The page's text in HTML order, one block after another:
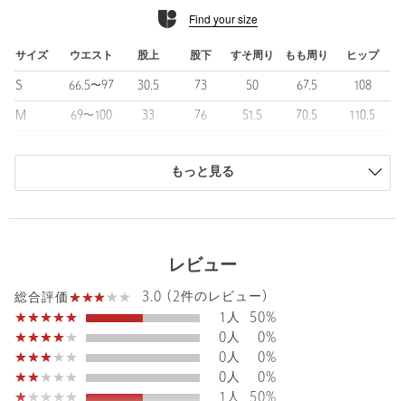
============================
※商品に「取り扱い上の注意書き」、「洗濯表示」がございます
※商品画像は、光の当たり具合やパソコンなどの閲覧環境によ
り、実際の色味と異なって見える場合がございます。あらかじめ
ご了承ください。
品番：12142000000
商品詳細
Find your size
サイズ ウエスト 股上 股下 すそ周り もも周り ヒップ
S 66.5〜97 30.5 73 50 67.5 108
M 69〜100 33 76 51.5 70.5 110.5
商品は、独自の採寸方法により採寸されています。
Rise length
Thickness of thigh 70.5cm
Hip 110.5cm
もっと見る
レビュー
総合評価
3.0 (2件のレビュー)
1人
50%
0人
0%
0人
0%
0人
0%
1人
50%